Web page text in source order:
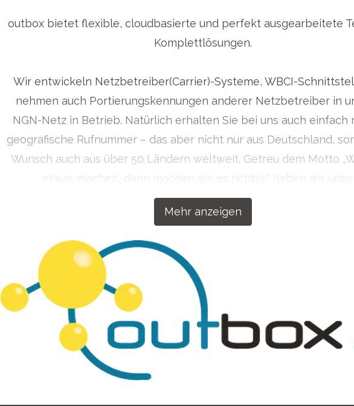
Mehr anzeigen
outbox bietet flexible, cloudbasierte und perfekt ausgearbeitete
Komplettlösungen.
Wir entwickeln Netzbetreiber(Carrier)-Systeme, WBCI-
nehmen auch Portierungskennungen anderer Netzbetreiber in
NGN-Netz in Betrieb. Natürlich erhalten Sie bei uns auch einfach
geografische Rufnummer – das aber nicht nur aus Deutschland,
Wunsch auch aus über 50 Ländern weltweit. Getreu dem Motto
etwas machen, dann machen wir es richtig!“ haben wir
Kommunikationslösungen für Ihren Erfolg konzipiert.